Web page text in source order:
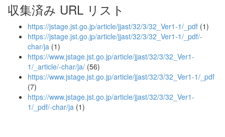
収集済み URL リスト
https://jstage.jst.go.jp/article/jjast/32/3/32_Ver1-1/_pdf (1)
https://jstage.jst.go.jp/article/jjast/32/3/32_Ver1-1/_pdf/-
char/ja (1)
https://www.jstage.jst.go.jp/article/jjast/32/3/32_Ver1-
1/_article/-char/ja/ (56)
https://www.jstage.jst.go.jp/article/jjast/32/3/32_Ver1-1/_pdf
(7)
https://www.jstage.jst.go.jp/article/jjast/32/3/32_Ver1-
1/_pdf/-char/ja (1)